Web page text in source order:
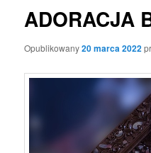
ADORACJA
Opublikowany20 marca 2022